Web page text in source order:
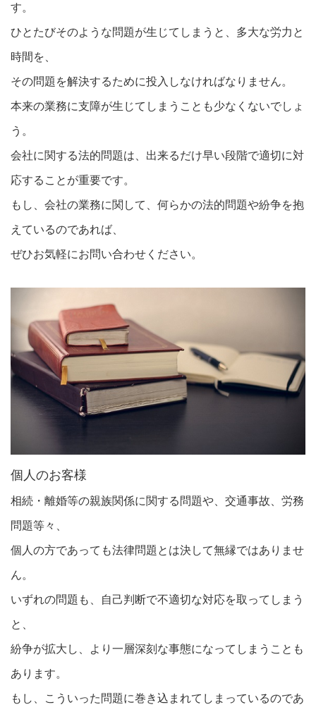
す。
ひとたびそのような問題が生じてしまうと、多大な労力と
時間を、
その問題を解決するために投入しなければなりません。
本来の業務に支障が生じてしまうことも少なくないでしょ
う。
会社に関する法的問題は、出来るだけ早い段階で適切に対
応することが重要です。
もし、会社の業務に関して、何らかの法的問題や紛争を抱
えているのであれば、
ぜひお気軽にお問い合わせください。
個人のお客様
相続・離婚等の親族関係に関する問題や、交通事故、労務
問題等々、
個人の方であっても法律問題とは決して無縁ではありませ
ん。
いずれの問題も、自己判断で不適切な対応を取ってしまう
と、
紛争が拡大し、より一層深刻な事態になってしまうことも
あります。
もし、こういった問題に巻き込まれてしまっているのであ